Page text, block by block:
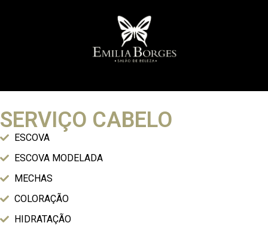
SERVIÇO CABELO
ESCOVA
ESCOVA MODELADA
MECHAS
COLORAÇÃO
HIDRATAÇÃO